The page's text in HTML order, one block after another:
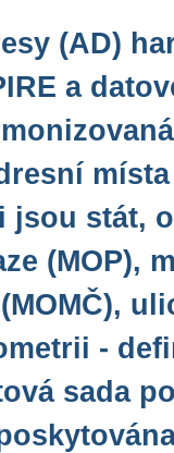
(AD)
a
jsou stát,
(MOP),
-
sada